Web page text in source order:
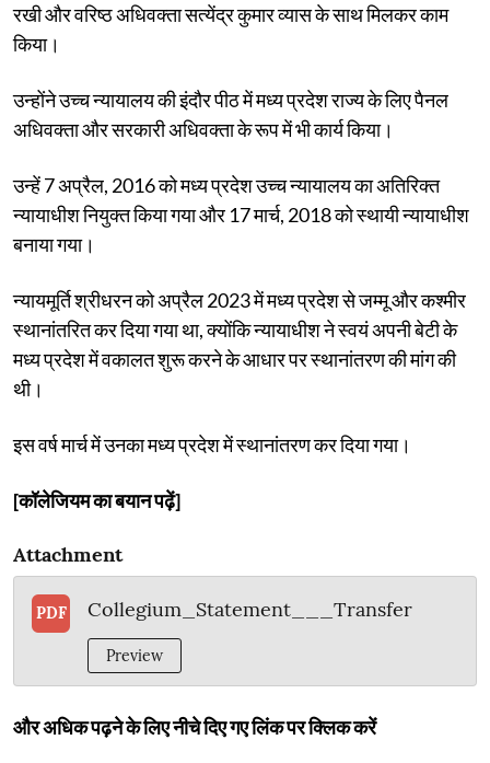
रखी और वरिष्ठ अधिवक्ता सत्येंद्र कुमार व्यास के साथ मिलकर काम
किया।
उन्होंने उच्च न्यायालय की इंदौर पीठ में मध्य प्रदेश राज्य के लिए पैनल
अधिवक्ता और सरकारी अधिवक्ता के रूप में भी कार्य किया।
उन्हें 7 अप्रैल, 2016 को मध्य प्रदेश उच्च न्यायालय का अतिरिक्त
न्यायाधीश नियुक्त किया गया और 17 मार्च, 2018 को स्थायी न्यायाधीश
बनाया गया।
न्यायमूर्ति श्रीधरन को अप्रैल 2023 में मध्य प्रदेश से जम्मू और कश्मीर
स्थानांतरित कर दिया गया था, क्योंकि न्यायाधीश ने स्वयं अपनी बेटी के
मध्य प्रदेश में वकालत शुरू करने के आधार पर स्थानांतरण की मांग की
थी।
इस वर्ष मार्च में उनका मध्य प्रदेश में स्थानांतरण कर दिया गया।
[कॉलेजियम का बयान पढ़ें]
Attachment
PDF Collegium_Statement___Transfer
Preview
और अधिक पढ़ने के लिए नीचे दिए गए लिंक पर क्लिक करें